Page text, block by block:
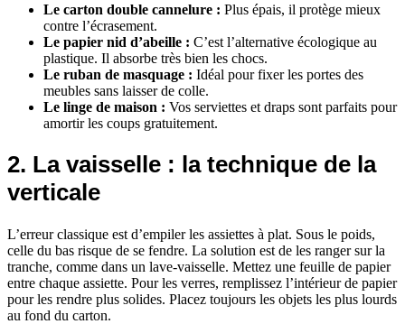
Le carton double cannelure : Plus épais, il protège mieux
contre l’écrasement.
Le papier nid d’abeille : C’est l’alternative écologique au
plastique. Il absorbe très bien les chocs.
Le ruban de masquage : Idéal pour fixer les portes des
meubles sans laisser de colle.
Le linge de maison : Vos serviettes et draps sont parfaits pour
amortir les coups gratuitement.
2. La vaisselle : la technique de la
verticale
L’erreur classique est d’empiler les assiettes à plat. Sous le poids,
celle du bas risque de se fendre. La solution est de les ranger sur la
tranche, comme dans un lave-vaisselle. Mettez une feuille de papier
entre chaque assiette. Pour les verres, remplissez l’intérieur de papier
pour les rendre plus solides. Placez toujours les objets les plus lourds
au fond du carton.